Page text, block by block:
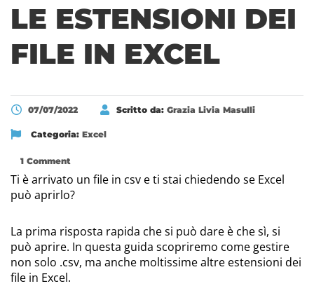
LE ESTENSIONI DEI
FILE IN EXCEL
07/07/2022 Scritto da: Grazia Livia Masulli
Categoria: Excel
1 Comment
Ti è arrivato un file in csv e ti stai chiedendo se Excel
può aprirlo?
La prima risposta rapida che si può dare è che sì, si
può aprire. In questa guida scopriremo come gestire
non solo .csv, ma anche moltissime altre estensioni dei
file in Excel.